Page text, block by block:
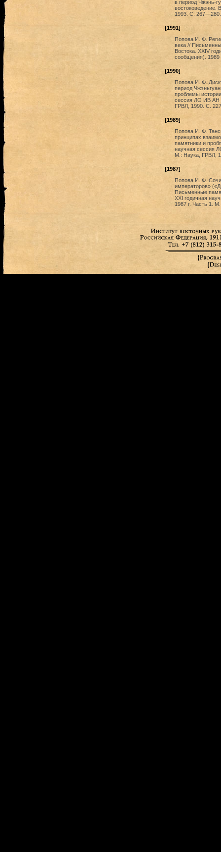
в период Чжэнь-
востоковедение.
1993. С. 267—280.
[1991]
Попова И. Ф.
века //
Востока. XXIV
сообщения).
[1990]
Попова И. Ф.
период
проблемы
сессия ЛО ИВ АН
ГРВЛ, 1990. С.
[1989]
Попова И. Ф.
принципах
памятники и
научная сессия
М.: Наука, ГРВЛ,
[1987]
Попова И. Ф.
императоров»
Письменные
XXI годичная
1987 г. Часть 1.